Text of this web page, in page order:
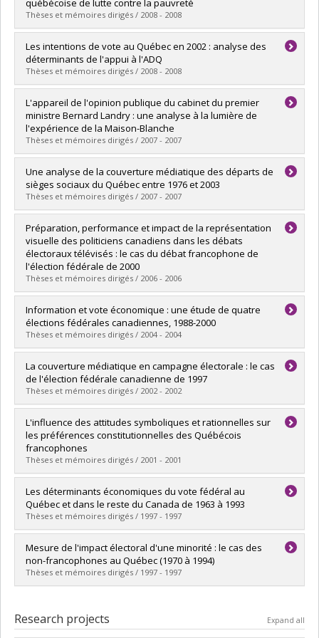
Lien vers le document dans Papyrus
québécoise de lutte contre la pauvreté
Thèses et mémoires dirigés / 2008 - 2008
Graduate :Souffez, Karine
Cycle :Master's
Grade :M. Sc.
Lien vers le document dans Papyrus
Les intentions de vote au Québec en 2002 : analyse des
déterminants de l'appui à l'ADQ
Thèses et mémoires dirigés / 2008 - 2008
Graduate :Bélanger, Mathieu
Cycle :Master's
Grade :M. Sc.
Lien vers le document dans Papyrus
L'appareil de l'opinion publique du cabinet du premier
ministre Bernard Landry : une analyse à la lumière de
l'expérience de la Maison-Blanche
Thèses et mémoires dirigés / 2007 - 2007
Graduate :Carrier, Emmanuelle
Cycle : Master's
Grade :M. Sc.
Lien vers le document dans Papyrus
Une analyse de la couverture médiatique des départs de
sièges sociaux du Québec entre 1976 et 2003
Thèses et mémoires dirigés / 2007 - 2007
Graduate : Tourigny-Proulx, Alexandra
Cycle :Master's
Grade :M. Sc.
Lien vers le document dans Papyrus
Préparation, performance et impact de la représentation
visuelle des politiciens canadiens dans les débats
électoraux télévisés : le cas du débat francophone de
l'élection fédérale de 2000
Thèses et mémoires dirigés / 2006 - 2006
Graduate : Giasson, Thierry
Cycle :Doctoral
Grade :Ph. D.
Lien vers le document dans Papyrus
Information et vote économique : une étude de quatre
élections fédérales canadiennes, 1988-2000
Thèses et mémoires dirigés / 2004 - 2004
Graduate :Elias, Angelo
Cycle :Master's
Grade :M. Sc.
Lien vers le document dans Papyrus
La couverture médiatique en campagne électorale : le cas
de l'élection fédérale canadienne de 1997
Thèses et mémoires dirigés / 2002 - 2002
Graduate :Dobrzynska, Agnieszka
Cycle :Doctoral
Grade :Ph. D.
Lien vers le document dans Papyrus
L'influence des attitudes symboliques et rationnelles sur
les préférences constitutionnelles des Québécois
francophones
Thèses et mémoires dirigés / 2001 - 2001
Graduate :Godbout, Jean-François
Cycle :Master's
Grade :M. Sc.
Lien vers le document dans Papyrus
Les déterminants économiques du vote fédéral au
Québec et dans le reste du Canada de 1963 à 1993
Thèses et mémoires dirigés / 1997 - 1997
Graduate :Guérin, Daniel
Cycle :Doctoral
Grade :Ph. D.
Lien vers le document dans Papyrus
Mesure de l'impact électoral d'une minorité : le cas des
non-francophones au Québec (1970 à 1994)
Thèses et mémoires dirigés / 1997 - 1997
Cycle :Doctoral
Grade :Ph. D.
Research projects Expand all